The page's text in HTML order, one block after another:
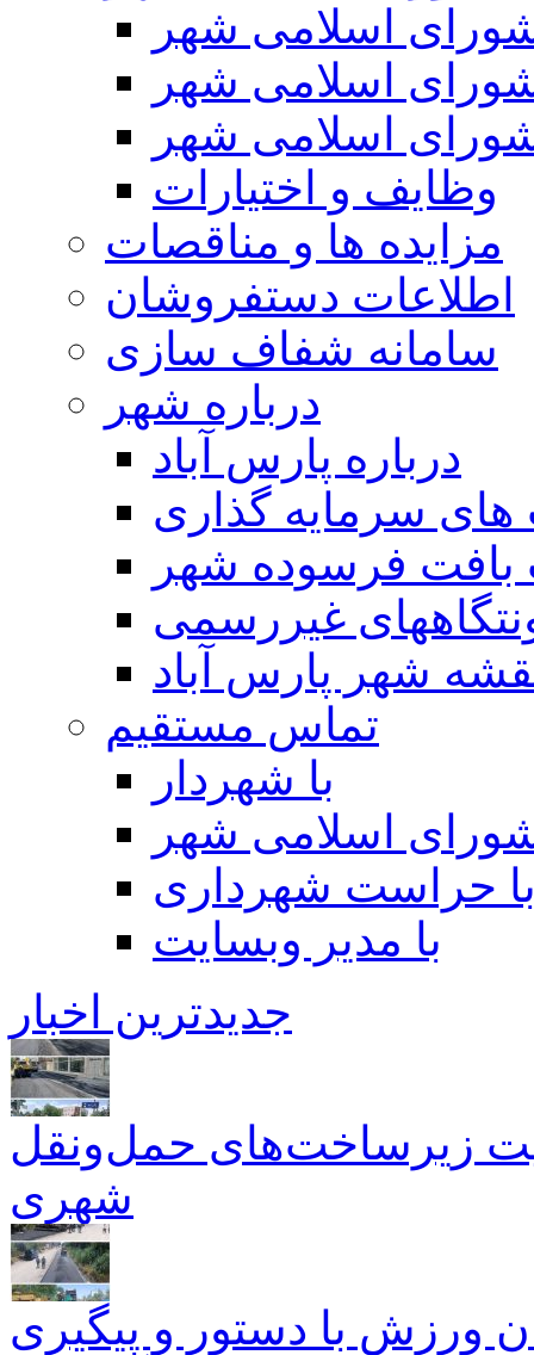
اسلامی شهر
اسلامی شهر
اسلامی شهر
وظایف و اختیارات
مزایده ها و مناقصات
اطلاعات دستفروشان
سامانه شفاف سازی
درباره شهر
درباره پارس آباد
سرمایه گذاری
بافت فرسوده شهر
غیررسمی
شهر پارس آباد
تماس مستقیم
با شهردار
اسلامی شهر
حراست شهرداری
با مدیر وبسایت
جدیدترین اخبار
زیرساخت‌های حمل‌ونقل
شهری
ورزش با دستور و پیگیری